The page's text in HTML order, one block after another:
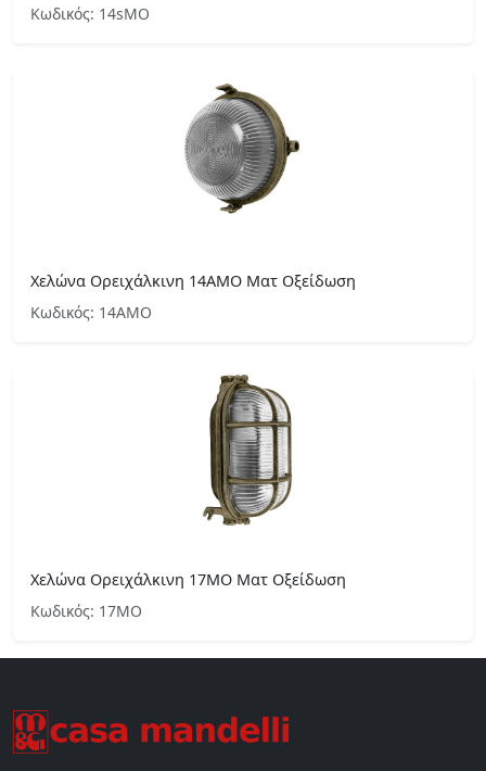
Κωδικός: 14sMO
Χελώνα Ορειχάλκινη 14ΑΜΟ Ματ Οξείδωση
Κωδικός: 14ΑΜΟ
Χελώνα Ορειχάλκινη 17ΜΟ Ματ Οξείδωση
Κωδικός: 17ΜΟ